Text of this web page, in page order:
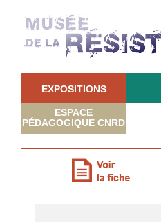
EXPOSITIONS
ESPACE
PÉDAGOGIQUE CNRD